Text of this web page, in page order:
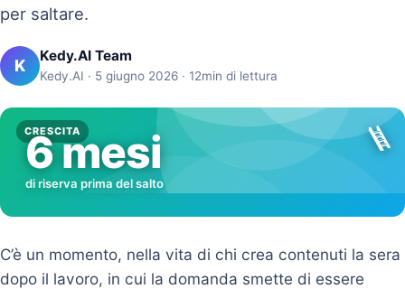
per saltare.
K Kedy.AI Team
Kedy.AI · 5 giugno 2026 · 12min di lettura
CRESCITA 🪜
6 mesi
di riserva prima del salto
C’è un momento, nella vita di chi crea contenuti la sera
dopo il lavoro, in cui la domanda smette di essere